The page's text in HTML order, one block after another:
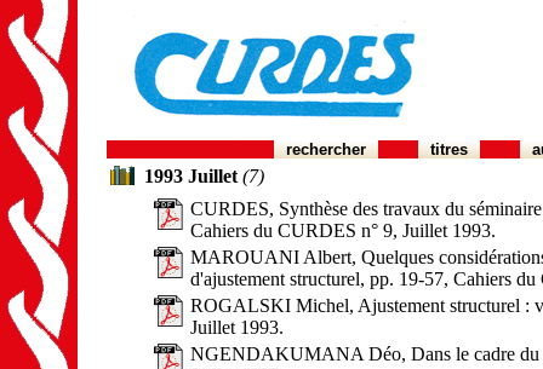
rechercher titres
1993 Juillet (7)
CURDES, Synthèse des travaux du
Cahiers du CURDES n° 9, Juillet 1993.
MAROUANI Albert, Quelques
d'ajustement structurel, pp. 19-57, Cahiers
ROGALSKI Michel, Ajustement structurel :
Juillet 1993.
NGENDAKUMANA Déo, Dans le cadre du